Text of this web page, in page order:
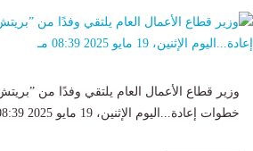
وزير قطاع الأعمال العام يلتقي وفدًا من ”بريتش
خطوات إعادة...اليوم الإثنين، 19 مايو 2025 08:39 مـ......